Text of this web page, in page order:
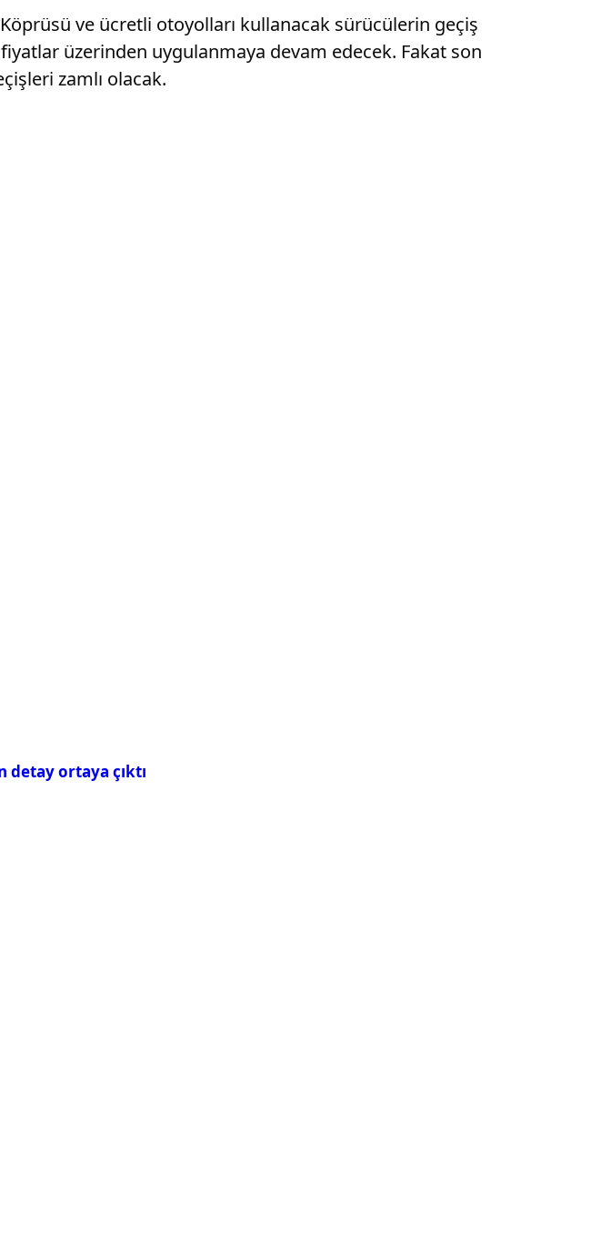
ve ücretli otoyolları kullanacak sürücülerin geçiş
üzerinden uygulanmaya devam edecek. Fakat son
zamlı olacak.
detay ortaya çıktı